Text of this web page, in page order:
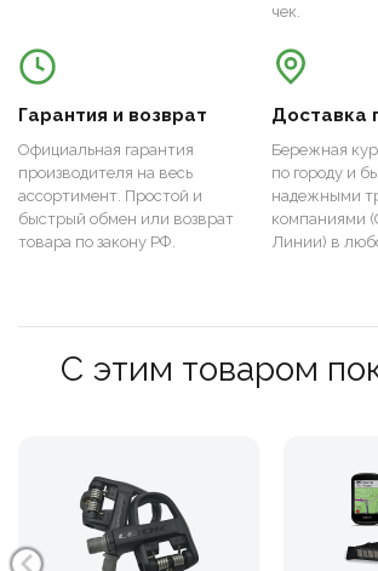
чек.
Гарантия и возврат
Официальная гарантия
производителя на весь
ассортимент. Простой и
быстрый обмен или возврат
товара по закону РФ.
Доставка
Бережная
по городу и
надежными
компаниями
Линии) в
С этим товаром